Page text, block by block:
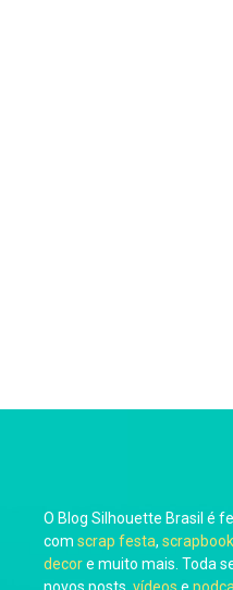
O Blog Silhouette Brasil é
com scrap festa,
decore muito mais. Toda